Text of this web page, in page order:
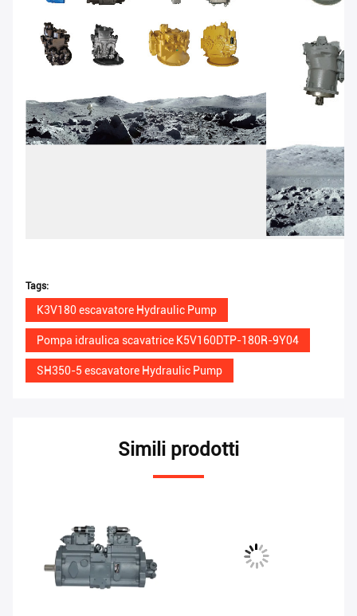
Tags:
K3V180 escavatore Hydraulic Pump
Pompa idraulica scavatrice K5V160DTP-180R-9Y04
SH350-5 escavatore Hydraulic Pump
Simili prodotti